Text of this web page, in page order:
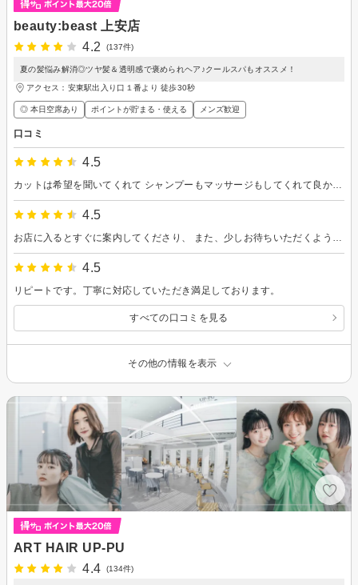
beauty:beast 上安店
4.2
(137件)
夏の髪悩み解消◎ツヤ髪＆透明感で褒められヘア♪クールスパもオススメ！
アクセス：安東駅出入り口１番より 徒歩30秒
◎ 本日空席あり ポイントが貯まる・使える メンズ歓迎
口コミ
4.5
カットは希望を聞いてくれて シャンプーもマッサージもしてくれて良かったです
4.5
4.5
リピートです。丁寧に対応していただき満足しております。
すべての口コミを見る
その他の情報を表示
ART HAIR UP-PU
4.4
(134件)